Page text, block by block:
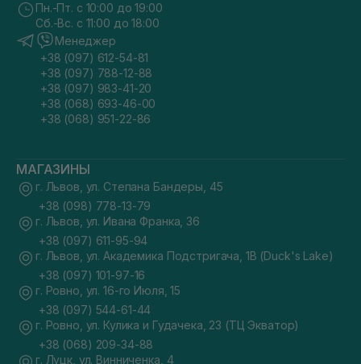
Пн.-Пт. с 10:00 до 19:00
Сб.-Вс. с 11:00 до 18:00
Менеджер
+38 (097) 612-54-81
+38 (097) 788-12-88
+38 (097) 983-41-20
+38 (068) 693-46-00
+38 (068) 951-22-86
МАГАЗИНЫ
г. Львов, ул. Степана Бандеры, 45
+38 (098) 778-13-79
г. Львов, ул. Ивана Франка, 36
+38 (097) 611-95-94
г. Львов, ул. Академика Подстригача, 1В (Duck's Lake)
+38 (097) 101-97-16
г. Ровно, ул. 16-го Июля, 15
+38 (097) 544-61-44
г. Ровно, ул. Кулика и Гудачека, 23 (ТЦ Экватор)
+38 (068) 209-34-88
г. Луцк, ул. Винниченка, 4